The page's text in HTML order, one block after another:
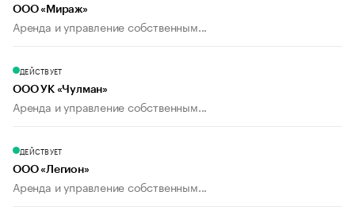
ООО «Мираж»
Аренда и управление собственным...
ДЕЙСТВУЕТ
ООО УК «Чулман»
Аренда и управление собственным...
ДЕЙСТВУЕТ
ООО «Легион»
Аренда и управление собственным...